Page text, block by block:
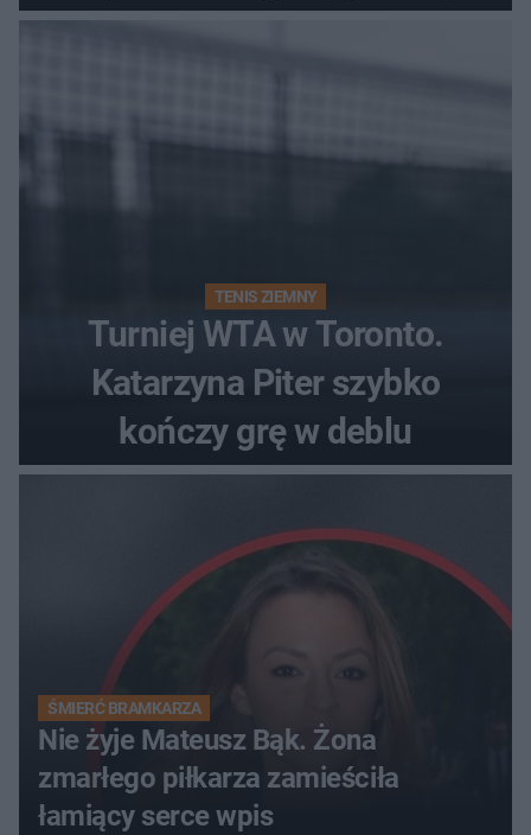
TENIS ZIEMNY
Turniej WTA w Toronto.
Katarzyna Piter szybko
kończy grę w deblu
ŚMIERĆ BRAMKARZA
Nie żyje Mateusz Bąk. Żona
zmarłego piłkarza zamieściła
łamiący serce wpis